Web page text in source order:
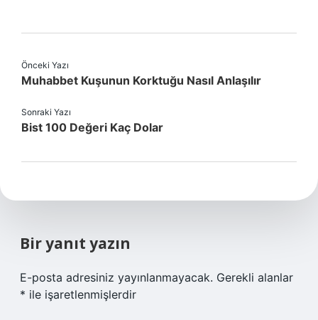
Önceki Yazı
Muhabbet Kuşunun Korktuğu Nasıl Anlaşılır
Sonraki Yazı
Bist 100 Değeri Kaç Dolar
Bir yanıt yazın
E-posta adresiniz yayınlanmayacak. Gerekli alanlar
* ile işaretlenmişlerdir